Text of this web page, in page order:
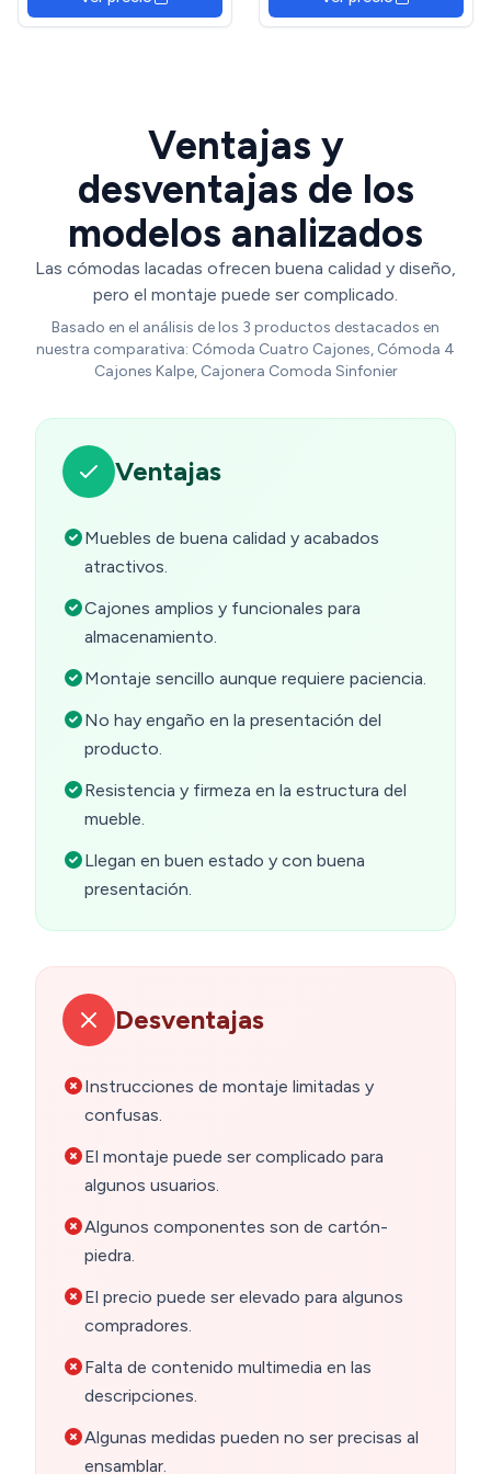
(negro)
29 x 27 cm Blanco Lacado
Madera Natural Gris
Ventajas y
desventajas de los
modelos analizados
Las cómodas lacadas ofrecen buena calidad y diseño,
pero el montaje puede ser complicado.
Basado en el análisis de los 3 productos destacados en
nuestra comparativa: Cómoda Cuatro Cajones, Cómoda 4
Cajones Kalpe, Cajonera Comoda Sinfonier
Ventajas
Muebles de buena calidad y acabados
atractivos.
Cajones amplios y funcionales para
almacenamiento.
Montaje sencillo aunque requiere paciencia.
No hay engaño en la presentación del
producto.
Resistencia y firmeza en la estructura del
mueble.
Llegan en buen estado y con buena
presentación.
Desventajas
Instrucciones de montaje limitadas y
confusas.
El montaje puede ser complicado para
algunos usuarios.
Algunos componentes son de cartón-
piedra.
El precio puede ser elevado para algunos
compradores.
Falta de contenido multimedia en las
descripciones.
Algunas medidas pueden no ser precisas al
ensamblar.